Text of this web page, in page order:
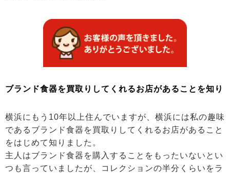
ブランド食器を買取りしてくれるお店があることを知り
横浜にもう10年以上住んでいますが、横浜には私の趣味
であるブランド食器を買取りしてくれるお店があること
をはじめて知りました。
主人はブランド食器を購入することをもったいないとい
つも言っていましたが、コレクションの半分くらいをラ